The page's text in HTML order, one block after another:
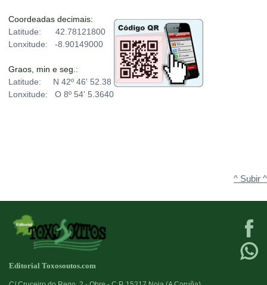
Coordeadas decimais:
Latitude: 42.78121800
Lonxitude: -8.90149000
Graos, min e seg.:
Latitude: N 42º 46' 52.38
Lonxitude: O 8º 54' 5.3640
^ Subir ^
Editorial Toxosoutos.com